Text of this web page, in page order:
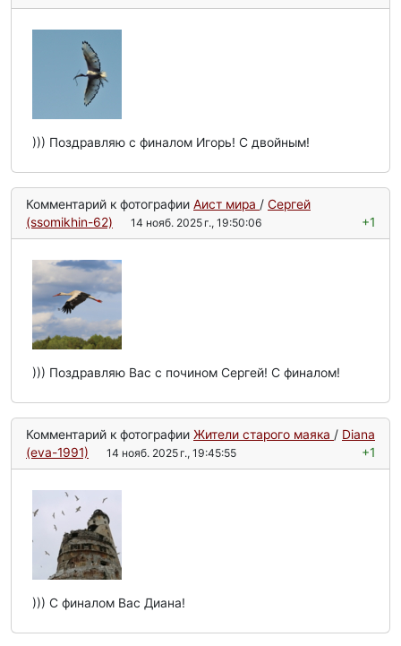
))) Поздравляю с финалом Игорь! С двойным!
Комментарий к фотографии Аист мира / Сергей
(ssomikhin-62)
14 нояб. 2025 г., 19:50:06 +1
))) Поздравляю Вас с почином Сергей! С финалом!
Комментарий к фотографии Жители старого маяка / Diana
(eva-1991)
14 нояб. 2025 г., 19:45:55 +1
))) С финалом Вас Диана!